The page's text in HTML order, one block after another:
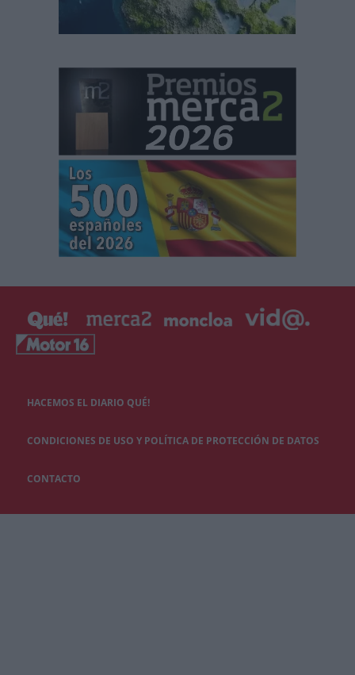
HACEMOS EL DIARIO QUÉ!
CONDICIONES DE USO Y POLÍTICA DE PROTECCIÓN DE DATOS
CONTACTO